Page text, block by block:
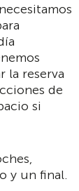
la reserva
de
si
y un final.